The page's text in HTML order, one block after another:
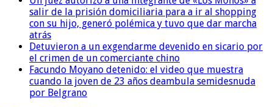
salir de la prisión domiciliaria para a ir al shopping
con su hijo, generó polémica y tuvo que dar marcha
atrás
Detuvieron a un exgendarme devenido en sicario por
el crimen de un comerciante chino
Facundo Moyano detenido: el video que muestra
cuando la joven de 23 años deambula semidesnuda
por Belgrano